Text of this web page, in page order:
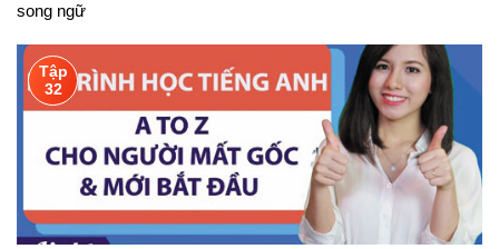
song ngữ
Tập
32